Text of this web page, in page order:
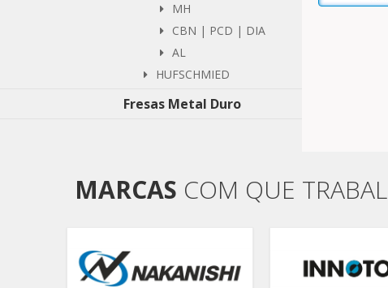
MH
CBN | PCD | DIA
AL
HUFSCHMIED
Fresas Metal Duro
MARCAS COM QUE